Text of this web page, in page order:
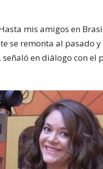
mis amigos en
se remonta al pasado
señaló en diálogo con el